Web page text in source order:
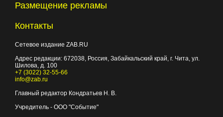
Размещение рекламы
Контакты
Сетевое издание ZAB.RU
Адрес редакции: 672038, Россия, Забайкальский край, г. Чита, ул.
Шилова, д. 100
+7 (3022) 32-55-66
info@zab.ru
Главный редактор Кондратьев Н. В.
Учредитель - ООО "Событие"